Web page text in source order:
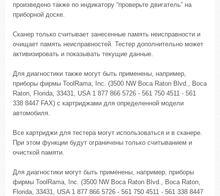
произведено также по индикатору “проверьте двигатель” на
приборной доске.
Сканер только считывает занесенные память неисправности и
очищает память неисправностей. Тестер дополнительно может
активизировать и показывать текущие данные.
Для диагностики также могут быть применены, например,
приборы фирмы ToolRama, Inc. (3500 NW Boca Raton Blvd., Boca
Raton, Florida, 33431, USA 1 877 866 5726 - 561 750 4511 - 561
338 8447 FAX) с картриджами для определенной модели
автомобиля.
Все картриджи для тестера могут использоваться и в сканере.
При этом функции будут ограничены только считыванием и
очисткой памяти.
Для диагностики могут быть применены, например, приборы
фирмы ToolRama, Inc. (3500 NW Boca Raton Blvd., Boca Raton,
Florida, 33431, USA 1 877 866 5726 - 561 750 4511 - 561 338 8447